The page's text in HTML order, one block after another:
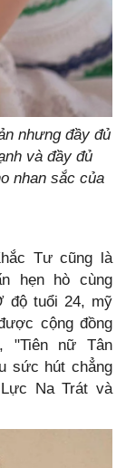
nhưng đầy đủ
và đầy đủ
nhan sắc của
Tư cũng là
hẹn hò cùng
độ tuổi 24, mỹ
cộng đồng
"Tiên nữ Tân
sức hút chẳng
Na Trát và